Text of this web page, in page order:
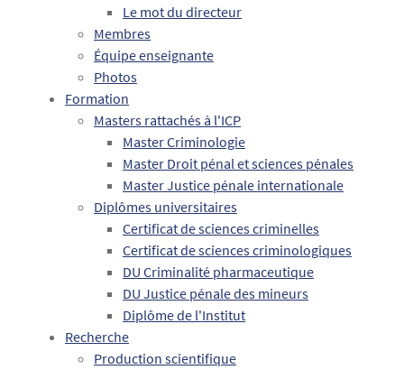
Le mot du directeur
Membres
Équipe enseignante
Photos
Formation
Masters rattachés à l'ICP
Master Criminologie
Master Droit pénal et sciences pénales
Master Justice pénale internationale
Diplômes universitaires
Certificat de sciences criminelles
Certificat de sciences criminologiques
DU Criminalité pharmaceutique
DU Justice pénale des mineurs
Diplôme de l'Institut
Recherche
Production scientifique